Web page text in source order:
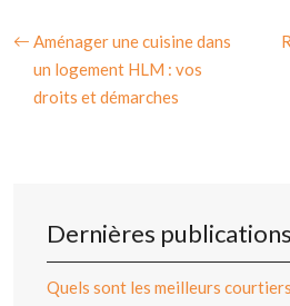
Aménager une cuisine dans
un logement HLM : vos
droits et démarches
Dernières publications
Quels sont les meilleurs